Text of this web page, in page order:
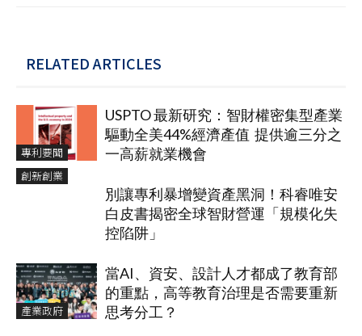
RELATED ARTICLES
專利要聞
USPTO 最新研究：智財權密集型產業
驅動全美44%經濟產值 提供逾三分之
一高薪就業機會
創新創業
別讓專利暴增變資產黑洞！科睿唯安
白皮書揭密全球智財營運「規模化失
控陷阱」
產業政府
當AI、資安、設計人才都成了教育部
的重點，高等教育治理是否需要重新
思考分工？